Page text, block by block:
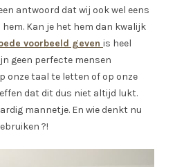
antwoord dat wij ook wel eens
Kan je het hem dan kwalijk
voorbeeld geven is heel
geen perfecte mensen
onze taal te letten of op onze
dat dit dus niet altijd lukt.
mannetje. En wie denkt nu
?!